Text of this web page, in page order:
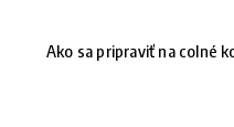
Ako sa pripraviť na colné